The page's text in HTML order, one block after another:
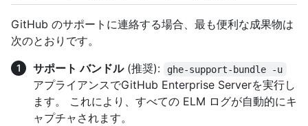
GitHub のサポートに連絡する場合、最も便利な成果物は
次のとおりです。
サポート バンドル(推奨): ghe-support-bundle -u
アプライアンスでGitHub Enterprise Serverを実行し
ます。 これにより、すべての ELM ログが自動的にキ
ャプチャされます。